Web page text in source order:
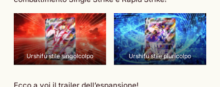
Urshifu stile singolcolpo Urshifu stile pluricolpo